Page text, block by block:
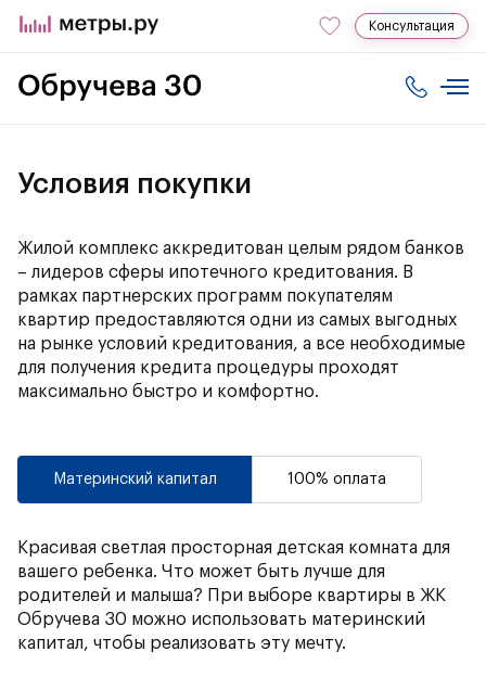
Консультация
Условия покупки
Жилой комплекс аккредитован целым рядом банков
– лидеров сферы ипотечного кредитования. В
рамках партнерских программ покупателям
квартир предоставляются одни из самых выгодных
на рынке условий кредитования, а все необходимые
для получения кредита процедуры проходят
максимально быстро и комфортно.
Материнский капитал 100% оплата
Красивая светлая просторная детская комната для
вашего ребенка. Что может быть лучше для
родителей и малыша? При выборе квартиры в ЖК
Обручева 30 можно использовать материнский
капитал, чтобы реализовать эту мечту.